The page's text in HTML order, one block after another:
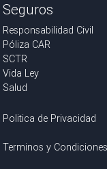
Seguros
Responsabilidad Civil
Póliza CAR
SCTR
Vida Ley
Salud
Politica de Privacidad
Terminos y Condiciones